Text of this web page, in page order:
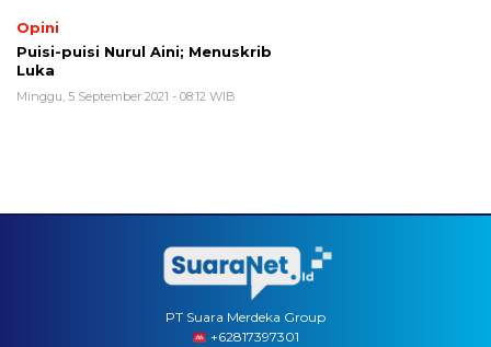
Opini
Puisi-puisi Nurul Aini; Menuskrib
Luka
Minggu, 5 September 2021 - 08:12 WIB
PT Suara Merdeka Group
‪+62817397301